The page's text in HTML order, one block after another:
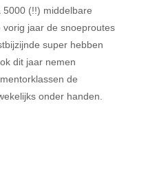
5000 (!!) middelbare
vorig jaar de snoeproutes
super hebben
dit jaar nemen
de
onder handen.